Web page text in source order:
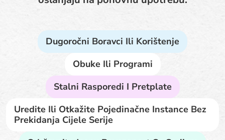
Dugoročni Boravci Ili Korištenje
Obuke Ili Programi
Stalni Rasporedi I Pretplate
Uredite Ili Otkažite Pojedinačne Instance Bez
Prekidanja Cijele Serije